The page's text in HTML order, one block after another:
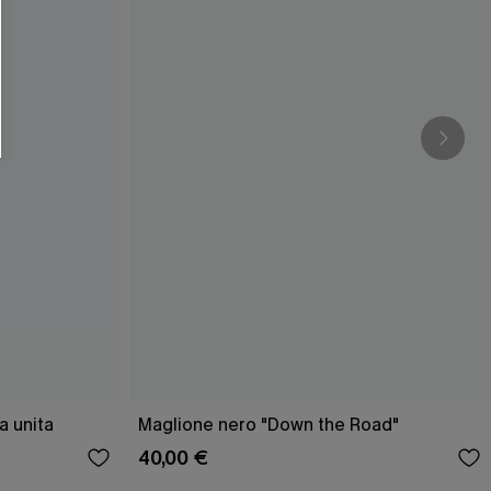
unita Maglione nero "Down the Road"
40,00 €
i nostri
valutare il livello di coinvolgimento,